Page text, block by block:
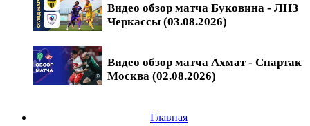
Видео обзор матча Буковина - ЛНЗ
Черкассы (03.08.2026)
Видео обзор матча Ахмат - Спартак
Москва (02.08.2026)
Главная